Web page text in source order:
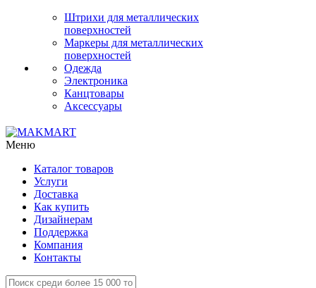
Штрихи для металлических
поверхностей
Маркеры для металлических
поверхностей
Одежда
Электроника
Канцтовары
Аксессуары
Меню
Каталог товаров
Услуги
Доставка
Как купить
Дизайнерам
Поддержка
Компания
Контакты